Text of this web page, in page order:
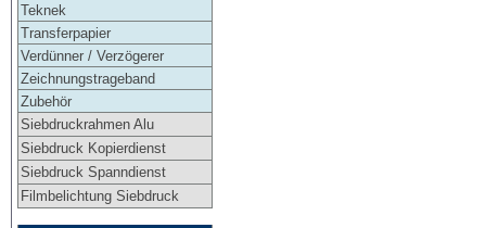
Teknek
Transferpapier
Verdünner / Verzögerer
Zeichnungstrageband
Zubehör
Siebdruckrahmen Alu
Siebdruck Kopierdienst
Siebdruck Spanndienst
Filmbelichtung Siebdruck